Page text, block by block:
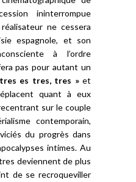
ininterrompue
ne cessera
espagnole, et son
à l’ordre
pas pour autant un
es tres, tres »et
quant à eux
sur le couple
contemporain,
du progrès dans
intimes. Au
deviennent de plus
de se recroqueviller